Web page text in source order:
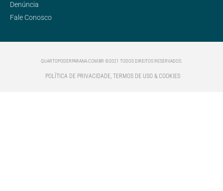
Denúncia
Fale Conosco
QUARTOPODERPARANA.COM.BR ©2021 TODOS DIREITOS RESERVADOS.
POLÍTICA DE PRIVACIDADE, TERMOS DE USO & COOKIES